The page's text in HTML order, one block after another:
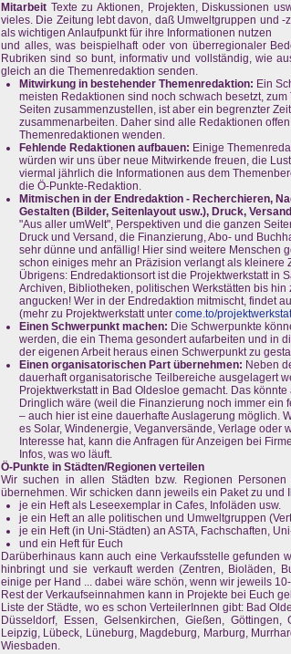
Mitarbeit Texte zu Aktionen, Projekten, Diskussionen
vieles. Die Zeitung lebt davon, daß Umweltgruppen und
als wichtigen Anlaufpunkt für ihre Informationen nutzen
und alles, was beispielhaft oder von überregionaler
Rubriken sind so bunt, informativ und vollständig, wie
gleich an die Themenredaktion senden.
Mitwirkung in bestehender Themenredaktion: Ein
meisten Redaktionen sind noch schwach besetzt,
Seiten zusammenzustellen, ist aber ein begrenzter
zusammenarbeiten. Daher sind alle Redaktionen
Themenredaktionen wenden.
Fehlende Redaktionen aufbauen: Einige
würden wir uns über neue Mitwirkende freuen, die
viermal jährlich die Informationen aus dem
die Ö-Punkte-Redaktion.
Mitmischen in der Endredaktion - Recherchieren,
Gestalten (Bilder, Seitenlayout usw.), Druck,
"Aus aller umWelt", Perspektiven und die ganzen
Druck und Versand, die Finanzierung, Abo- und
sehr dünne und anfällig! Hier sind weitere Menschen
schon einiges mehr an Präzision verlangt als kleinere
Übrigens: Endredaktionsort ist die Projektwerkstatt in
Archiven, Bibliotheken, politischen Werkstätten bis
angucken! Wer in der Endredaktion mitmischt, findet
(mehr zu Projektwerkstatt unter come.to/
Einen Schwerpunkt machen: Die Schwerpunkte
werden, die ein Thema gesondert aufarbeiten und in
der eigenen Arbeit heraus einen Schwerpunkt zu
Einen organisatorischen Part übernehmen: Neben
dauerhaft organisatorische Teilbereiche ausgelagert
Projektwerkstatt in Bad Oldesloe gemacht. Das
Dringlich wäre (weil die Finanzierung noch immer ein
– auch hier ist eine dauerhafte Auslagerung möglich.
es Solar, Windenergie, Veganversände, Verlage oder
Interesse hat, kann die Anfragen für Anzeigen bei
Infos, was wo läuft.
Ö-Punkte in Städten/Regionen verteilen
Wir suchen in allen Städten bzw. Regionen
übernehmen. Wir schicken dann jeweils ein Paket zu und
je ein Heft als Leseexemplar in Cafes, Infoläden usw.
je ein Heft an alle politischen und Umweltgruppen
je ein Heft (in Uni-Städten) an ASTA, Fachschaften,
und ein Heft für Euch
Darüberhinaus kann auch eine Verkaufsstelle gefunden
hinbringt und sie verkauft werden (Zentren, Bioläden,
einige per Hand ... dabei wäre schön, wenn wir jeweils
Rest der Verkaufseinnahmen kann in Projekte bei Euch
Liste der Städte, wo es schon VerteilerInnen gibt: Bad
Düsseldorf, Essen, Gelsenkirchen, Gießen,
Leipzig, Lübeck, Lüneburg, Magdeburg, Marburg,
Wiesbaden.